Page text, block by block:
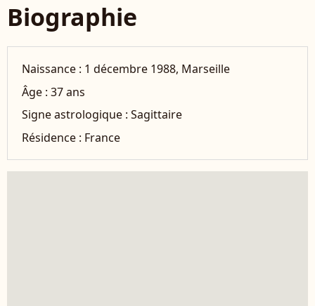
Biographie
Naissance : 1 décembre 1988, Marseille
Âge :37 ans
Signe astrologique :Sagittaire
Résidence : France